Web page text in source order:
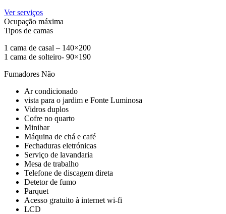
Ver serviços
Ocupação máxima
Tipos de camas
1 cama de casal – 140×200
1 cama de solteiro- 90×190
Fumadores Não
Ar condicionado
vista para o jardim e Fonte Luminosa
Vidros duplos
Cofre no quarto
Minibar
Máquina de chá e café
Fechaduras eletrónicas
Serviço de lavandaria
Mesa de trabalho
Telefone de discagem direta
Detetor de fumo
Parquet
Acesso gratuito à internet wi-fi
LCD